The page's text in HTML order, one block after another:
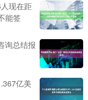
现在距
能签
询总结报
亿美